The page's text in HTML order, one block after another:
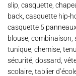
slip, casquette,
back, casquette hip-
casquette 5
blouse, combinaison,
tunique, chemise,
sécurité, dossard,
scolaire, tablier